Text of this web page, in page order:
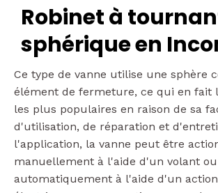
Robinet à
sphérique en
Ce type de vanne utilise une sphère
élément de fermeture, ce qui en fait
les plus populaires en raison de sa
d'utilisation, de réparation et
l'application, la vanne peut être
manuellement à l'aide d'un volant ou
automatiquement à l'aide d'un